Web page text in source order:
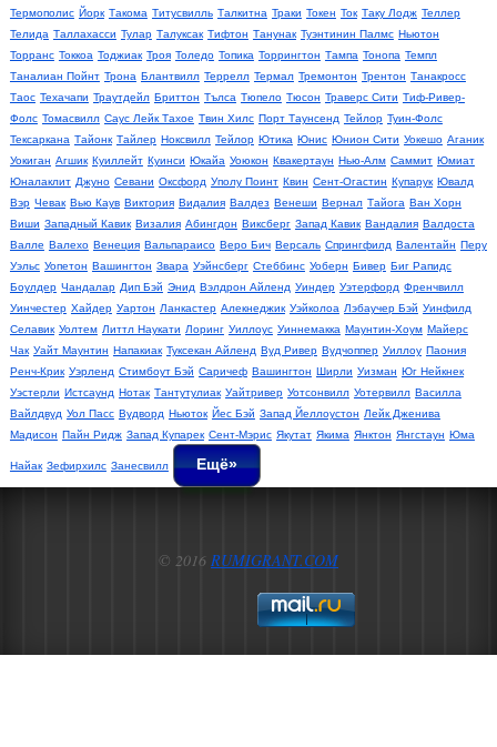
Термополис Йорк Такома Титусвилль Талкитна Траки Токен Ток Таку Лодж Теллер
Телида Таллахасси Тулар Талуксак Тифтон Танунак Туэнтинин Палмс Ньютон
Торранс Токкоа Тоджиак Троя Толедо Топика Торрингтон Тампа Тонопа Темпл
Таналиан Пойнт Трона Блантвилл Террелл Термал Тремонтон Трентон Танакросс
Таос Техачапи Траутдейл Бриттон Тълса Тюпело Тюсон Траверс Сити Тиф-Ривер-
Фолс Томасвилл Саус Лейк Тахое Твин Хилс Порт Таунсенд Тейлор Туин-Фолс
Тексаркана Тайонк Тайлер Ноксвилл Тейлор Ютика Юнис Юнион Сити Уокешо Аганик
Уокиган Агшик Куиллейт Куинси Юкайа Уоюкон Квакертаун Нью-Алм Саммит Юмиат
Юналаклит Джуно Севани Оксфорд Уполу Поинт Квин Сент-Огастин Купарук Ювалд
Вэр Чевак Вью Каув Виктория Видалия Валдез Венеши Вернал Тайога Ван Хорн
Виши Западный Кавик Визалия Абингдон Виксберг Запад Кавик Вандалия Валдоста
Валле Валехо Венеция Вальпараисо Веро Бич Версаль Спрингфилд Валентайн Перу
Уэльс Уопетон Вашингтон Звара Уэйнсберг Стеббинс Уоберн Бивер Биг Рапидс
Боулдер Чандалар Дип Бэй Энид Вэлдрон Айленд Уиндер Уэтерфорд Френчвилл
Уинчестер Хайдер Уартон Ланкастер Алекнеджик Уэйколоа Лэбаучер Бэй Уинфилд
Селавик Уолтем Литтл Наукати Лоринг Уиллоус Уиннемакка Маунтин-Хоум Майерс
Чак Уайт Маунтин Напакиак Туксекан Айленд Вуд Ривер Вудчоппер Уиллоу Паония
Ренч-Крик Уэрленд Стимбоут Бэй Саричеф Вашингтон Ширли Уизман Юг Нейкнек
Уэстерли Истсаунд Нотак Тантутулиак Уайтривер Уотсонвилл Уотервилл Василла
Вайлдвуд Уол Пасс Вудворд Ньюток Йес Бэй Запад Йеллоустон Лейк Дженива
Мадисон Пайн Ридж Запад Купарек Сент-Мэрис Якутат Якима Янктон Янгстаун Юма
Найак Зефирхилс Занесвилл Ещё»
© 2016 RUMIGRANT.COM